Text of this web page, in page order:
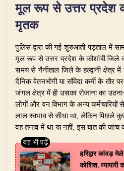
​मूल रूप से उत्तर प्रदेश
मृतक
​पुलिस द्वारा की गई शुरुआती पड़ताल में
मूल रूप से उत्तर प्रदेश के कौशांबी जिले
समय से नैनीताल जिले के हल्द्वानी क्षेत्र
दैनिक वेतनभोगी या संविदा कर्मी के तौर
जंगल क्षेत्र में ही उसका रोजाना का
लोगों और वन विभाग के अन्य कर्मचारियों
लाल स्वभाव से सीधा था, लेकिन पिछले
वह तनाव में था या नहीं, इस बात की जांच
हरिद्वार कांवड़
कोशिश,